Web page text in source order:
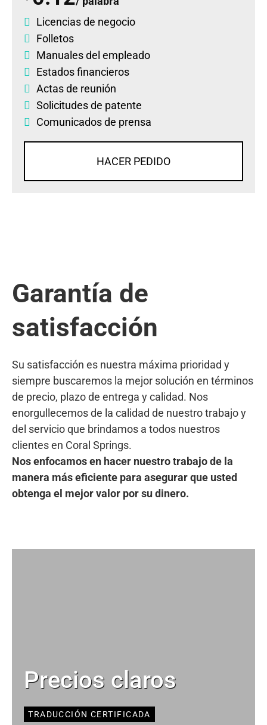
Licencias de negocio
Folletos
Manuales del empleado
Estados financieros
Actas de reunión
Solicitudes de patente
Comunicados de prensa
HACER PEDIDO
Garantía de
satisfacción
Su satisfacción es nuestra máxima prioridad y
siempre buscaremos la mejor solución en términos
de precio, plazo de entrega y calidad. Nos
enorgullecemos de la calidad de nuestro trabajo y
del servicio que brindamos a todos nuestros
clientes en Coral Springs.
Nos enfocamos en hacer nuestro trabajo de la
manera más eficiente para asegurar que usted
obtenga el mejor valor por su dinero.
Precios claros
TRADUCCIÓN CERTIFICADA